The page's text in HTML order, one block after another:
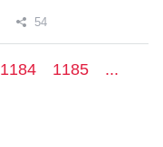
54
1184 1185
...